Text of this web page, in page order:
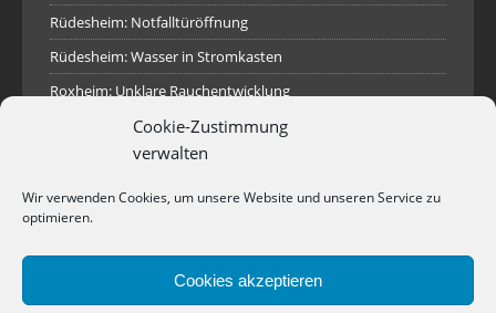
Cookie-Zustimmung
verwalten
Wir verwenden Cookies, um unsere Website und unseren Service zu
optimieren.
Cookies akzeptieren
Rüdesheim: Notfalltüröffnung
Rüdesheim: Wasser in Stromkasten
Roxheim: Unklare Rauchentwicklung
Sprendlingen: Überörtliche Hilfe bei Industriebrand in
Sprendlingen
Rüdesheim: Aufgerissener Dieseltank
Industriepark Pferdsfeld: Brand eines Holzpolter